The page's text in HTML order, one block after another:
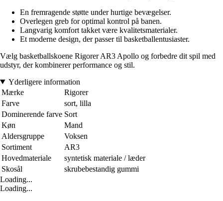
En fremragende støtte under hurtige bevægelser.
Overlegen greb for optimal kontrol på banen.
Langvarig komfort takket være kvalitetsmaterialer.
Et moderne design, der passer til basketballentusiaster.
Vælg basketballskoene Rigorer AR3 Apollo og forbedre dit spil med
udstyr, der kombinerer performance og stil.
Yderligere information
Mærke
Rigorer
Farve
sort, lilla
Dominerende farve Sort
Køn
Mand
Aldersgruppe
Voksen
Sortiment
AR3
Hovedmateriale
syntetisk materiale / læder
Skosål
skrubebestandig gummi
Loading...
Loading...